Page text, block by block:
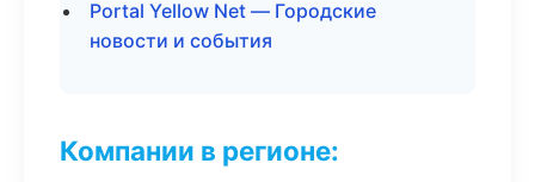
Portal Yellow Net — Городские
новости и события
Компании в регионе: